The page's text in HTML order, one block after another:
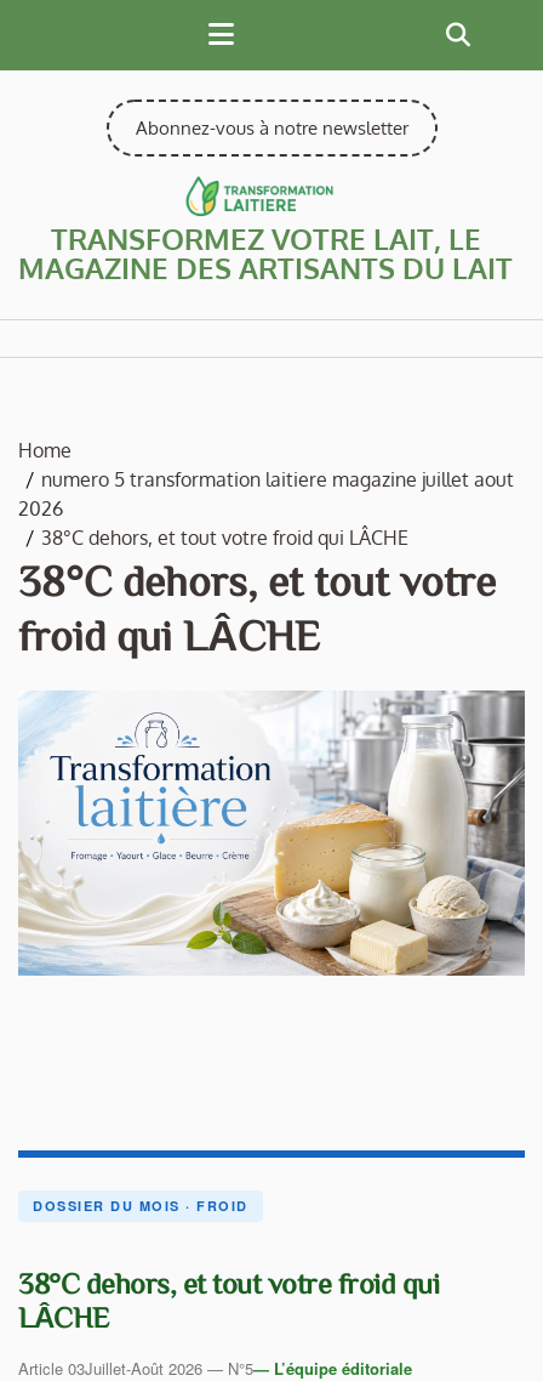
content
Abonnez-vous à notre newsletter
TRANSFORMEZ VOTRE LAIT, LE
MAGAZINE DES ARTISANTS DU LAIT
Home
numero 5 transformation laitiere magazine juillet aout
2026
38°C dehors, et tout votre froid qui LÂCHE
38°C dehors, et tout votre
froid qui LÂCHE
DOSSIER DU MOIS · FROID
38°C dehors, et tout votre froid qui
LÂCHE
Article 03Juillet-Août 2026 — N°5— L’équipe éditoriale